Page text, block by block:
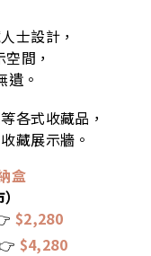
士設計，
間，
遺。
各式收藏品，
藏展示牆。
盒
$2,280
$4,280